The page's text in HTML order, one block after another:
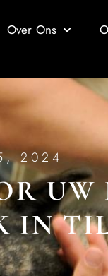
Over Ons
2024
UW
IN